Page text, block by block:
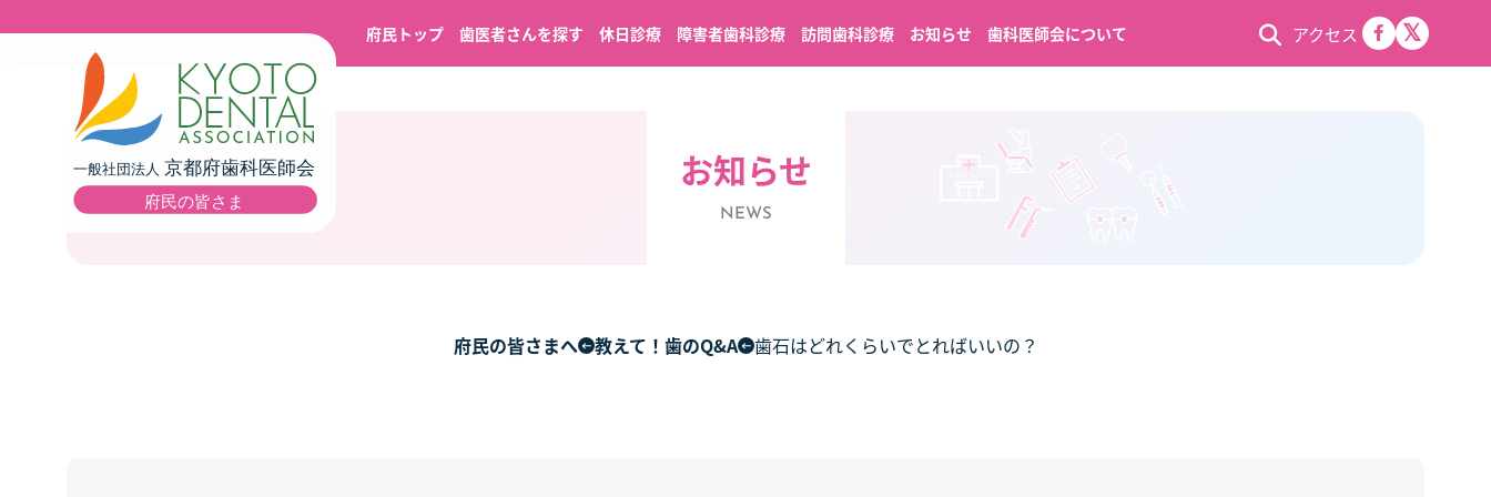
府民トップ 歯医者さんを探す 休日診療 障害者歯科診療 訪問歯科診療 お知らせ 歯科医師会について アクセス
お知らせ
NEWS
府民の皆さまへ 教えて！歯のQ&A 歯石はどれくらいでとればいいの？